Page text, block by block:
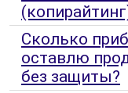
Сколько
оставлю
без защиты?